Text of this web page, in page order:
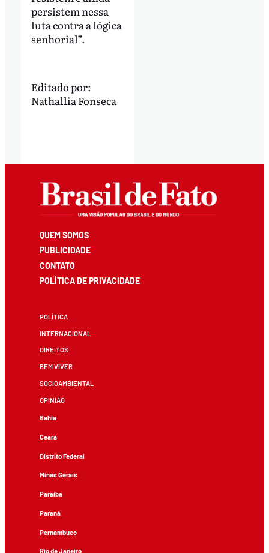
persistem nessa
luta contra a lógica
senhorial”.
Editado por:
Nathallia Fonseca
QUEM SOMOS
PUBLICIDADE
CONTATO
POLÍTICA DE PRIVACIDADE
POLÍTICA
INTERNACIONAL
DIREITOS
BEM VIVER
SOCIOAMBIENTAL
OPINIÃO
Bahia
Ceará
Distrito Federal
Minas Gerais
Paraíba
Paraná
Pernambuco
Rio de Janeiro